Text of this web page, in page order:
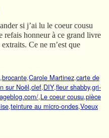
si j’ai lu le coeur cousu
refais honneur à ce grand livre
Ce ne m’est que
,brocante,Carole Martinez,carte de
sur Noël,clef,DIY,fleur shabby,gri-
,Le coeur cousu,pièce
,teinture au micro-ondes,Voeux